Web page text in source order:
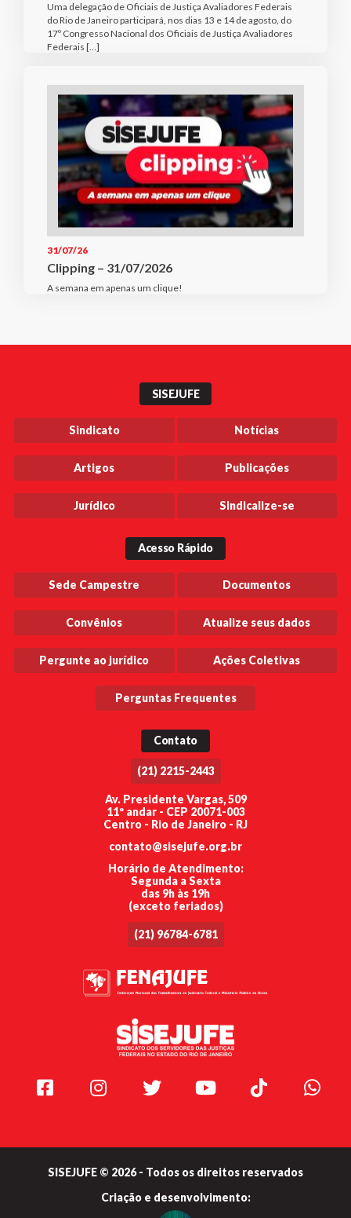
Uma delegação de Oficiais de Justiça Avaliadores Federais
do Rio de Janeiro participará, nos dias 13 e 14 de agosto, do
17º Congresso Nacional dos Oficiais de Justiça Avaliadores
Federais […]
31/07/26
Clipping – 31/07/2026
A semana em apenas um clique!
SISEJUFE
Sindicato Notícias
Artigos Publicações
Jurídico Sindicalize-se
Acesso Rápido
Sede Campestre Documentos
Convênios Atualize seus dados
Pergunte ao jurídico Ações Coletivas
Perguntas Frequentes
Contato
(21) 2215-2443
Av. Presidente Vargas, 509
11º andar - CEP 20071-003
Centro - Rio de Janeiro - RJ
contato@sisejufe.org.br
Horário de Atendimento:
Segunda a Sexta
das 9h às 19h
(exceto feriados)
(21) 96784-6781
Facebook Instagram Twitter Youtube TikTok
SISEJUFE © 2026 - Todos os direitos reservados
Criação e desenvolvimento: